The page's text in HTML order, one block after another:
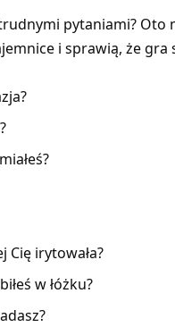
pytaniami? Oto
i sprawią, że gra
Cię irytowała?
w łóżku?